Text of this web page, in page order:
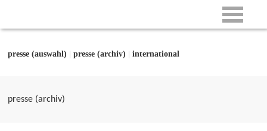
presse (auswahl) presse (archiv) international
presse (archiv)